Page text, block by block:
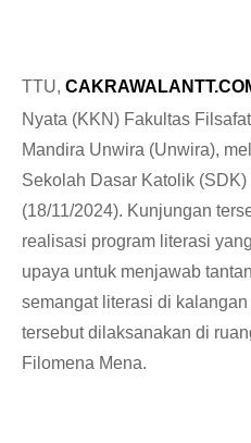
TTU,
Nyata (KKN) Fakultas
Mandira Unwira (Unwira),
Sekolah Dasar Katolik (SDK)
(18/11/2024). Kunjungan
realisasi program literasi
upaya untuk menjawab
semangat literasi di
tersebut dilaksanakan di
Filomena Mena.